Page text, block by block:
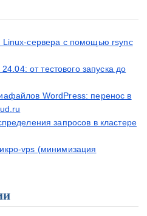
сервера с помощью rsync
от тестового запуска до
WordPress: перенос в
запросов в кластере
vps (минимизация